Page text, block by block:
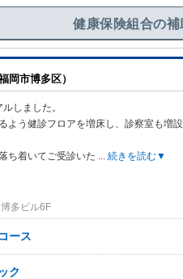
健康保険組合の
岡市博多区）
しました。
よう健診フ ロアを増床し、診察室も増設
ち着いてご受診いた ... 続きを読む▼
多ビル6F
ース
ク